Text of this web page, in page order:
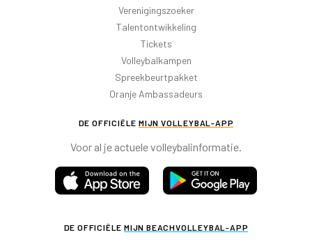
Verenigingszoeker
Talentontwikkeling
Tickets
Volleybalkampen
Spreekbeurtpakket
Oranje Ambassadeurs
DE OFFICIËLE MIJN VOLLEYBAL-APP
Voor al je actuele volleybalinformatie.
DE OFFICIËLE MIJN BEACHVOLLEYBAL-APP